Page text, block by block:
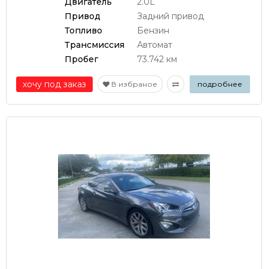
Привод
Задний привод
Топливо
Бензин
Трансмиссия
Автомат
Пробег
73.742 км
хочу под заказ В избраное подробнее